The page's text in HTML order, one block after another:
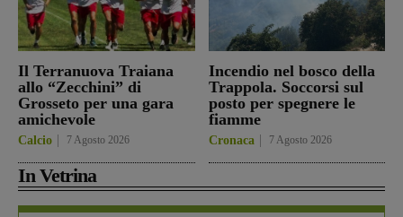
Il Terranuova Traiana
allo “Zecchini” di
Grosseto per una gara
amichevole
Calcio 7 Agosto 2026
Incendio nel bosco della
Trappola. Soccorsi sul
posto per spegnere le
fiamme
Cronaca 7 Agosto 2026
In Vetrina